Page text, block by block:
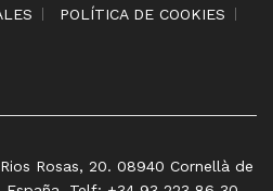
POLÍTICA DE COOKIES
Rosas, 20. 08940 Cornellà de